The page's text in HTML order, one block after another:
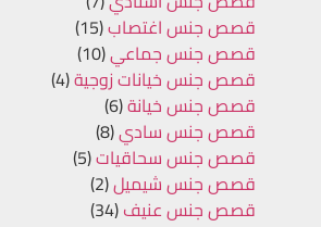
قصص جنس اغتصاب(15)
قصص جنس جماعي(10)
قصص جنس خيانات زوجية(4)
قصص جنس خيانة(6)
قصص جنس سادي(8)
قصص جنس سحاقيات(5)
قصص جنس شيميل(2)
قصص جنس عنيف(34)